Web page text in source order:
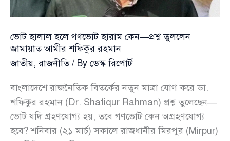
রহমান
ভোট হালাল হলে গণভোট হারাম কেন—প্রশ্ন তুললেন
জামায়াত আমীর শফিকুর রহমান
জাতীয়,রাজনীতি/ By ডেস্ক রিপোর্ট
বাংলাদেশে রাজনৈতিক বিতর্কের নতুন মাত্রা যোগ করে ডা.
শফিকুর রহমান (Dr. Shafiqur Rahman) প্রশ্ন তুলেছেন—
ভোট যদি গ্রহণযোগ্য হয়, তবে গণভোট কেন অগ্রহণযোগ্য
হবে? শনিবার (২১ মার্চ) সকালে রাজধানীর মিরপুর (Mirpur)